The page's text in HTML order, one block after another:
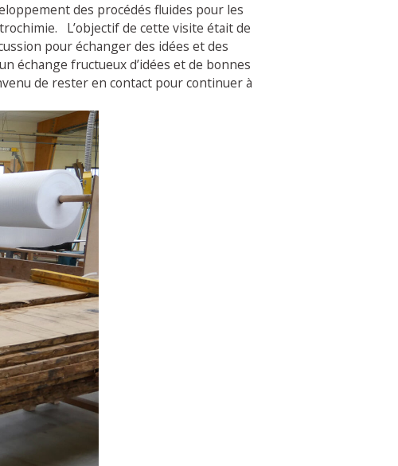
des procédés fluides pour les
L’objectif de cette visite était de
pour échanger des idées et des
échange fructueux d’idées et de bonnes
de rester en contact pour continuer à